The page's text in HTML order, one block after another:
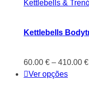
Kettlebells &
Kettlebells
60.00 € – 410.00 €
Ver opções